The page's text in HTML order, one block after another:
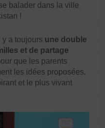
balader dans la ville
!
y a toujours une double
et de partage
que les parents
les idées proposées.
et le plus vivant